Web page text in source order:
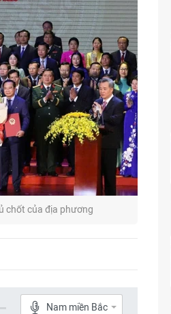
chốt của địa phương
Nam miền Bắc